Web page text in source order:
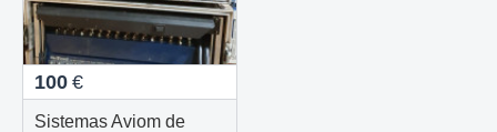
100 €
Sistemas Aviom de